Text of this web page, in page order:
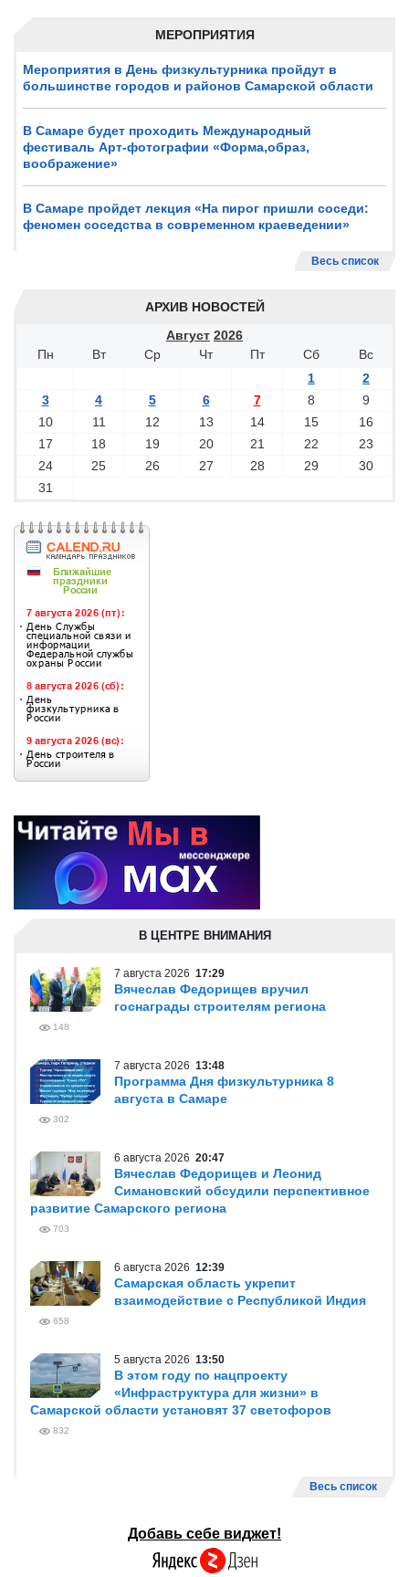
МЕРОПРИЯТИЯ
Мероприятия в День физкультурника пройдут в
большинстве городов и районов Самарской области
В Самаре будет проходить Международный
фестиваль Арт-фотографии «Форма,образ,
воображение»
В Самаре пройдет лекция «На пирог пришли соседи:
феномен соседства в современном краеведении»
Весь список
АРХИВ НОВОСТЕЙ
Август 2026
Пн
Вт Ср Чт Пт Сб
Вс
1
2
3
4 5 6 7 8
9
10
11 12 13 14 15
16
17
18 19 20 21 22
23
24
25 26 27 28 29
30
31
В ЦЕНТРЕ ВНИМАНИЯ
7 августа 2026 17:29
Вячеслав Федорищев вручил
госнаграды строителям региона
148
7 августа 2026 13:48
Программа Дня физкультурника 8
августа в Самаре
302
6 августа 2026 20:47
Вячеслав Федорищев и Леонид
Симановский обсудили перспективное
развитие Самарского региона
703
6 августа 2026 12:39
Самарская область укрепит
взаимодействие с Республикой Индия
658
5 августа 2026 13:50
В этом году по нацпроекту
«Инфраструктура для жизни» в
Самарской области установят 37 светофоров
832
Весь список
Добавь себе виджет!